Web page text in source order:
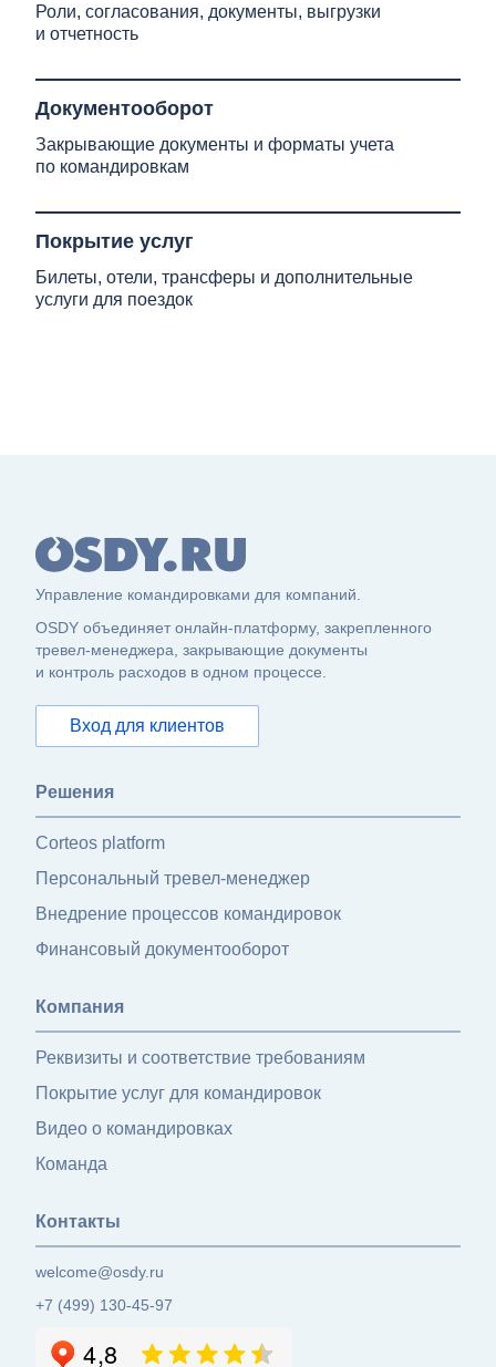
Роли, согласования, документы, выгрузки
и отчетность
Документооборот
Закрывающие документы и форматы учета
по командировкам
Покрытие услуг
Билеты, отели, трансферы и дополнительные
услуги для поездок
Управление командировками для компаний.
OSDY объединяет онлайн-платформу, закрепленного
тревел-менеджера, закрывающие документы
и контроль расходов в одном процессе.
Вход для клиентов
Решения
Corteos platform
Персональный тревел-менеджер
Внедрение процессов командировок
Финансовый документооборот
Компания
Реквизиты и соответствие требованиям
Покрытие услуг для командировок
Видео о командировках
Команда
Контакты
welcome@osdy.ru
+7 (499) 130-45-97